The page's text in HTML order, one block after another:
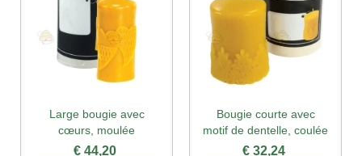
Large bougie avec
cœurs, moulée
€ 44,20
Bougie courte avec
motif de dentelle, coulée
€ 32,24